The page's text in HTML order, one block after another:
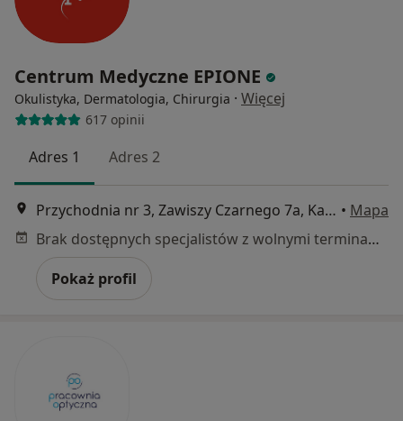
Centrum Medyczne EPIONE
Okulistyka, Dermatologia, Chirurgia · Więcej
617 opinii
Adres 1 Adres 2
Przychodnia nr 3, Zawiszy Czarnego 7a, Katowice, Katowice • Mapa
Brak dostępnych specjalistów z wolnymi terminami w tym centrum medycznym.
Pokaż profil